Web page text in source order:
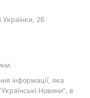
26
інформації, яка
Новини", в